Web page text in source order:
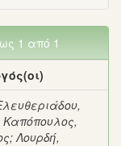
1 από 1
Καπόπουλος,
;Λουρδή,